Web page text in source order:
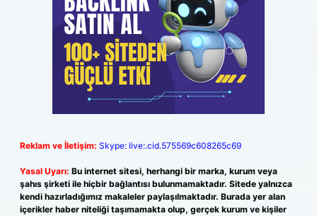
Reklam ve İletişim: Skype: live:.cid.575569c608265c69
Yasal Uyarı: Bu internet sitesi, herhangi bir marka, kurum veya
şahıs şirketi ile hiçbir bağlantısı bulunmamaktadır. Sitede yalnızca
kendi hazırladığımız makaleler paylaşılmaktadır. Burada yer alan
içerikler haber niteliği taşımamakta olup, gerçek kurum ve kişiler